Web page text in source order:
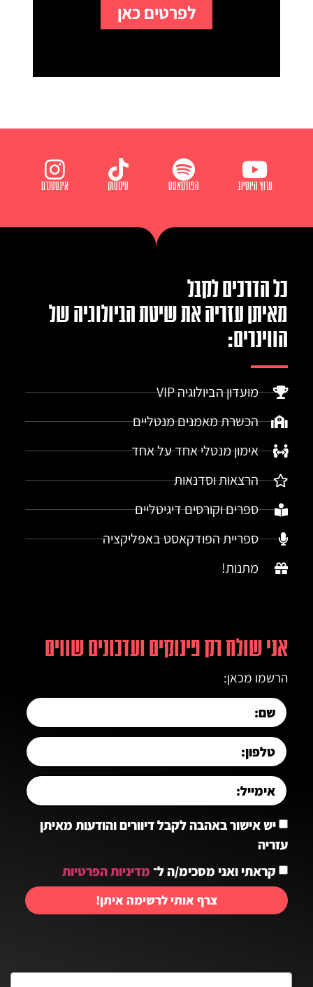
לפרטים כאן
ערוץ היוטיוב הפודקאסט טיקטוק אינסטגרם
כל הדרכים לקבל
מאיתן עזריה את שיטת הביולוגיה של
הווינרים:
מועדון הביולוגיה VIP
הכשרת מאמנים מנטליים
אימון מנטלי אחד על אחד
הרצאות וסדנאות
ספרים וקורסים דיגיטליים
ספריית הפודקאסט באפליקציה
מתנות!
אני שולח רק פינוקים ועדכונים שווים
הרשמו מכאן:
יש אישור באהבה לקבל דיוורים והודעות מאיתן
עזריה
קראתי ואני מסכימ/ה ל־ מדיניות הפרטיות
צרף אותי לרשימה איתן!